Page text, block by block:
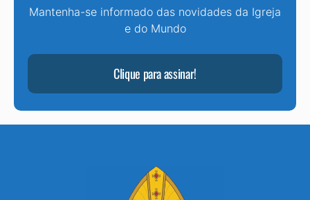
Mantenha-se informado das novidades da Igreja
e do Mundo
Clique para assinar!